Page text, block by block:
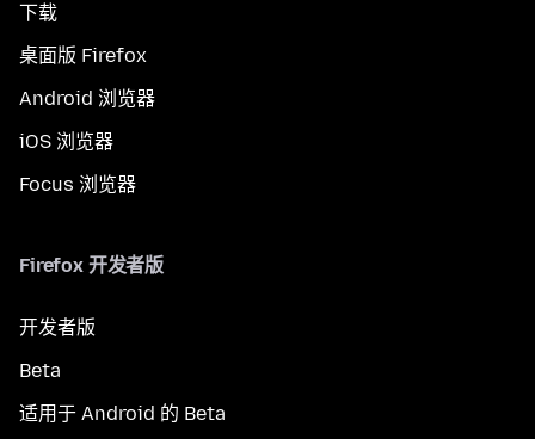
下载
桌面版 Firefox
Android 浏览器
iOS 浏览器
Focus 浏览器
Firefox 开发者版
开发者版
Beta
适用于 Android 的 Beta